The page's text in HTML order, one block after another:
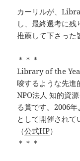
カーリルが、
し、最終選考に残
推薦して下さった
＊＊＊
Library of the
唆するような先進
NPO法人 知的資
る賞です。2006
として開催されて
（公式HP）
＊＊＊